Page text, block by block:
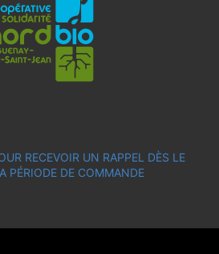
RECEVOIR UN RAPPEL DÈS LE
PÉRIODE DE COMMANDE